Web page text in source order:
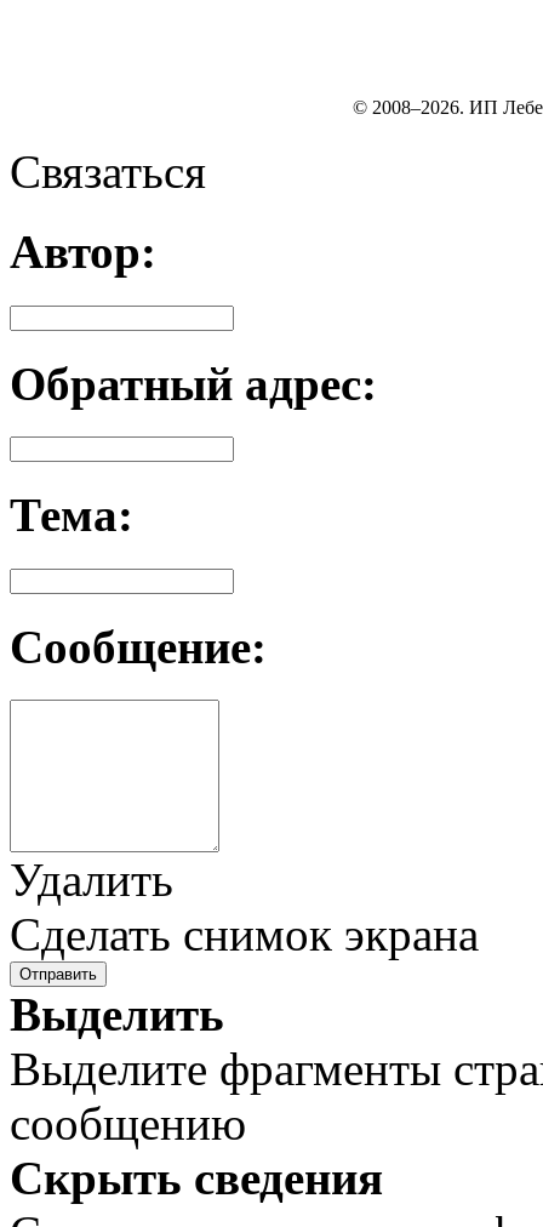
© 2008–2026. ИП
Связаться
Автор:
Обратный адрес:
Тема:
Сообщение:
Удалить
Сделать снимок экрана
Отправить
Выделить
Выделите фрагменты
сообщению
Скрыть сведения